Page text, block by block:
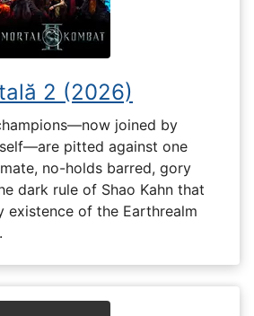
2 (2026)
joined by
pitted against one
no-holds barred, gory
dark rule of Shao Kahn that
existence of the Earthrealm